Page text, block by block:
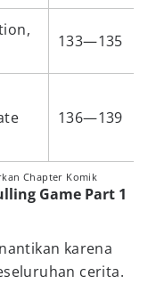
Chapter Komik
133—135
136—139
Game Part 1
karena
cerita.